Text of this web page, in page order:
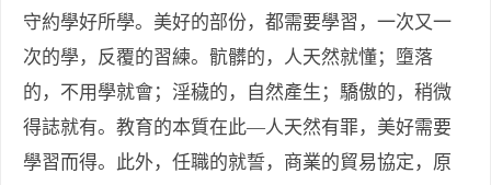
守約學好所學。美好的部份，都需要學習，一次又一
次的學，反覆的習練。骯髒的，人天然就懂；墮落
的，不用學就會；淫穢的，自然產生；驕傲的，稍微
得誌就有。教育的本質在此—人天然有罪，美好需要
學習而得。此外，任職的就誓，商業的貿易協定，原